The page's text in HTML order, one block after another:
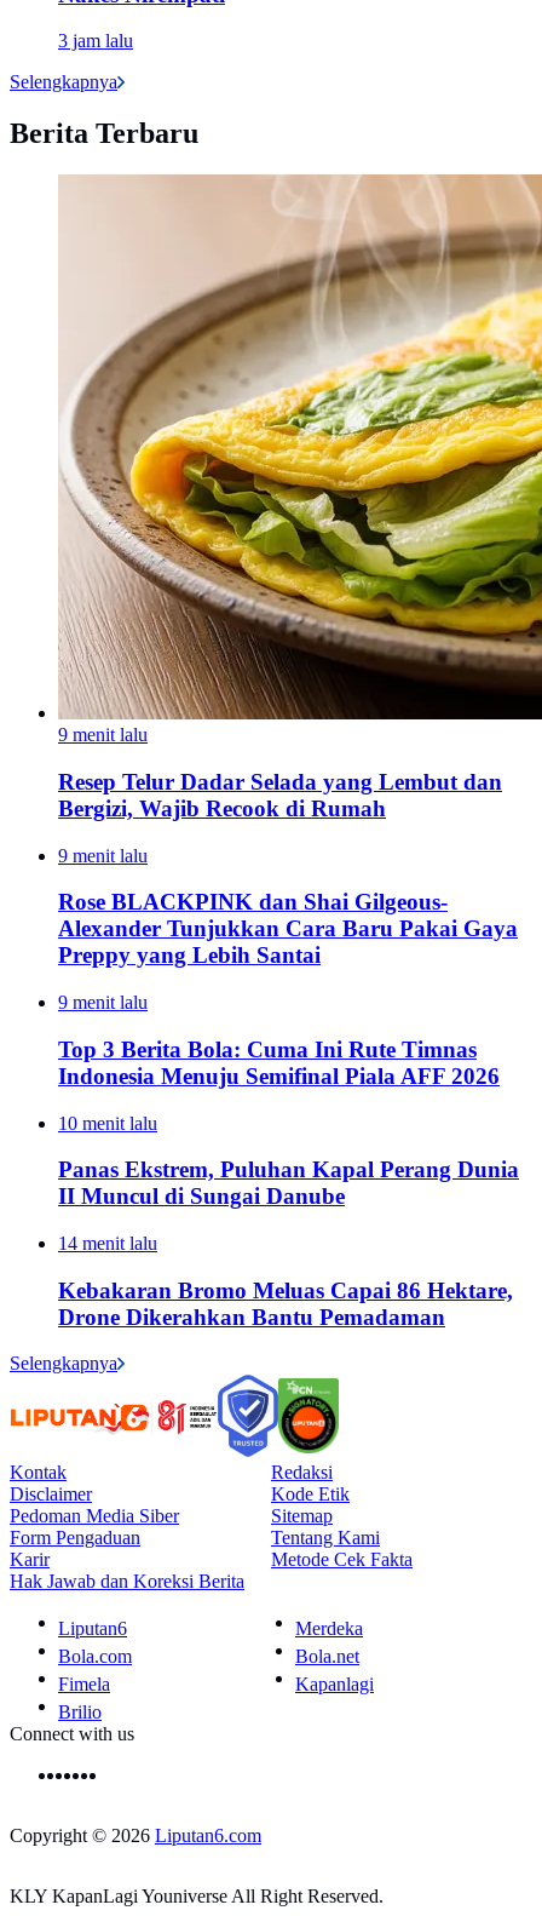
3 jam lalu
Selengkapnya
Berita Terbaru
9 menit lalu
Resep Telur Dadar Selada yang Lembut dan
Bergizi, Wajib Recook di Rumah
9 menit lalu
Rose BLACKPINK dan Shai Gilgeous-
Alexander Tunjukkan Cara Baru Pakai Gaya
Preppy yang Lebih Santai
9 menit lalu
Top 3 Berita Bola: Cuma Ini Rute Timnas
Indonesia Menuju Semifinal Piala AFF 2026
10 menit lalu
Panas Ekstrem, Puluhan Kapal Perang Dunia
II Muncul di Sungai Danube
14 menit lalu
Kebakaran Bromo Meluas Capai 86 Hektare,
Drone Dikerahkan Bantu Pemadaman
Selengkapnya
Kontak
Redaksi
Disclaimer
Kode Etik
Pedoman Media Siber
Sitemap
Form Pengaduan
Tentang Kami
Karir
Metode Cek Fakta
Hak Jawab dan Koreksi Berita
Liputan6
Merdeka
Bola.com
Bola.net
Fimela
Kapanlagi
Brilio
Connect with us
Copyright © 2026 Liputan6.com
KLY KapanLagi Youniverse All Right Reserved.